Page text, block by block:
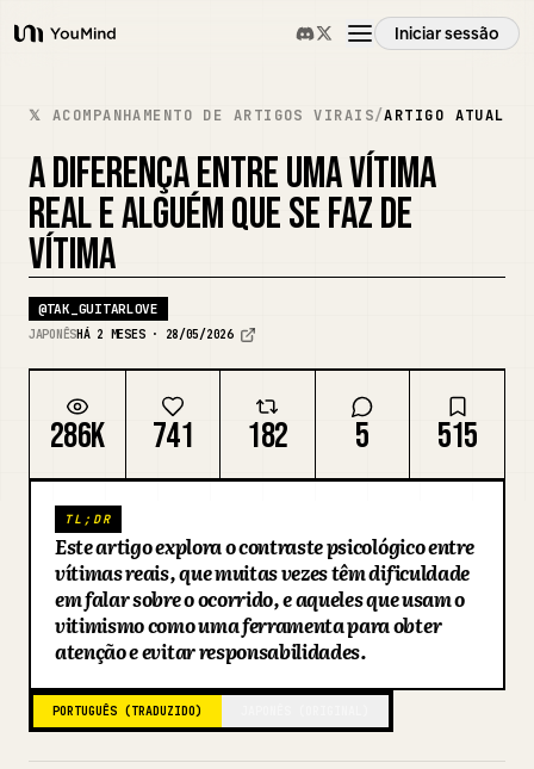
YouMind
Iniciar sessão
Visão geral
Casos de uso
Habilidades
Prompts
Preços
Blogue
Atualizações
𝕏 ACOMPANHAMENTO DE ARTIGOS VIRAIS/ARTIGO ATUAL
A DIFERENÇA ENTRE UMA VÍTIMA
REAL E ALGUÉM QUE SE FAZ DE
VÍTIMA
@TAK_GUITARLOVE
JAPONÊSHÁ 2 MESES · 28/05/2026
286K 741 182 5 515
TL;DR
Este artigo explora o contraste psicológico entre
vítimas reais, que muitas vezes têm dificuldade
em falar sobre o ocorrido, e aqueles que usam o
vitimismo como uma ferramenta para obter
atenção e evitar responsabilidades.
PORTUGUÊS (TRADUZIDO)